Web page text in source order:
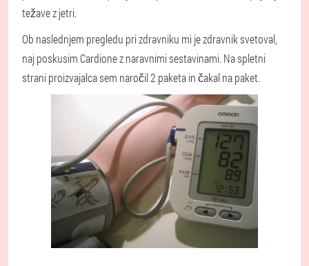
težave z jetri.
Ob naslednjem pregledu pri zdravniku mi je zdravnik svetoval,
naj poskusim Cardione z naravnimi sestavinami. Na spletni
strani proizvajalca sem naročil 2 paketa in čakal na paket.